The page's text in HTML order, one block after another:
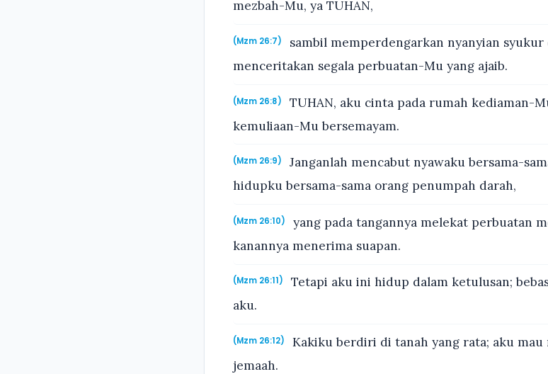
mezbah-Mu, ya TUHAN,
(Mzm 26:7)
sambil memperdengarkan nyanyian
menceritakan segala perbuatan-Mu yang ajaib.
(Mzm 26:8)
TUHAN, aku cinta pada rumah kediaman-
kemuliaan-Mu bersemayam.
(Mzm 26:9)
Janganlah mencabut nyawaku bersama-
hidupku bersama-sama orang penumpah darah,
(Mzm 26:10)
yang pada tangannya melekat perbuatan
kanannya menerima suapan.
(Mzm 26:11)
Tetapi aku ini hidup dalam ketulusan;
aku.
(Mzm 26:12)
Kakiku berdiri di tanah yang rata; aku mau
jemaah.